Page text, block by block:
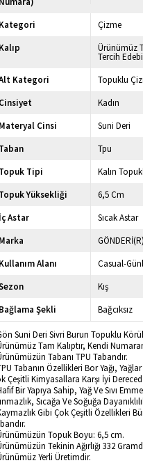
Kategori
Çizme
Kalıp
Ürünümüz
Tercih
Kategori
Topuklu
Cinsiyet
Kadın
Materyal Cinsi
Suni Deri
Taban
Tpu
Topuk Tipi
Kalın
Topuk Yüksekliği
6,5 Cm
İç Astar
Sıcak Astar
Marka
GÖNDERİ(R)
Kullanım Alanı
Casual-
Kış
Bağlama Şekli
Bağcıksız
Suni Deri Sivri Burun Topuklu
Tam Kalıptır, Kendi
Tabanı TPU Tabandır.
Tabanın Özellikleri Bor Yağı,
Çeşitli Kimyasallara Karşı İyi
Bir Yapıya Sahip, Yağ Ve Sıvı
Sıcağa Ve Soğuğa
Gibi Çok Çeşitli Özellikleri
Topuk Boyu: 6,5 cm.
Tekinin Ağırlığı 332
Yerli Üretimdir.